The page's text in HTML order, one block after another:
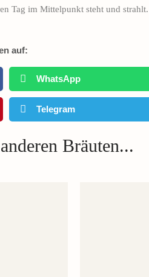
Tag im Mittelpunkt steht und strahlt.
auf:
WhatsApp
Telegram
Bräuten...